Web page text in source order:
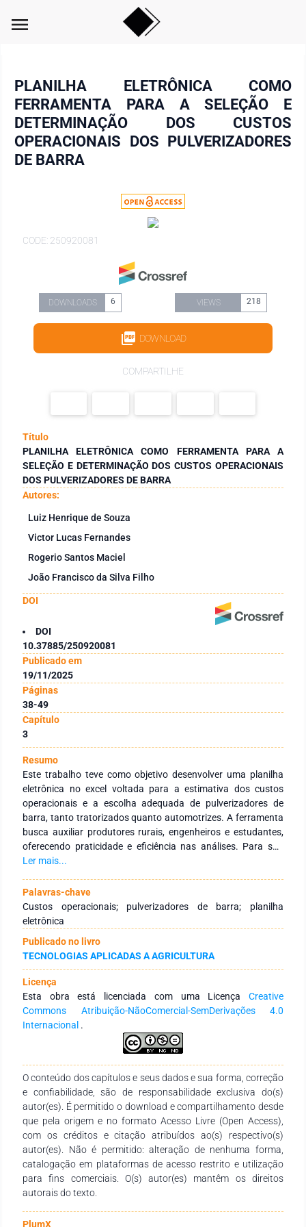
menu
PLANILHA ELETRÔNICA COMO
FERRAMENTA PARA A SELEÇÃO E
DETERMINAÇÃO DOS CUSTOS
OPERACIONAIS DOS PULVERIZADORES
DE BARRA
CODE: 250920081
DOWNLOADS 6 VIEWS 218
DOWNLOAD
COMPARTILHE
Título
PLANILHA ELETRÔNICA COMO FERRAMENTA PARA A
SELEÇÃO E DETERMINAÇÃO DOS CUSTOS OPERACIONAIS
DOS PULVERIZADORES DE BARRA
Autores:
Luiz Henrique de Souza
Victor Lucas Fernandes
Rogerio Santos Maciel
João Francisco da Silva Filho
DOI
DOI
10.37885/250920081
Publicado em
19/11/2025
Páginas
38-49
Capítulo
3
Resumo
Este trabalho teve como objetivo desenvolver uma planilha
eletrônica no excel voltada para a estimativa dos custos
operacionais e a escolha adequada de pulverizadores de
barra, tanto tratorizados quanto automotrizes. A ferramenta
busca auxiliar produtores rurais, engenheiros e estudantes,
oferecendo praticidade e eficiência nas análises. Para sua
elaboração, foi realizada inicialmente uma revisão
base em fundamentos matemáticos, a planilha foi construída
considerando variáveis como largura de trabalho, área
coberta, velocidade de operação, eficiência operacional,
tempo total de uso, além dos custos fixos e variáveis
envolvidos na operação dos equipamentos. A planilha
desenvolvida se apresenta como uma ferramenta ágil e eficaz
para auxiliar na tomada de decisões relacionadas à seleção
de pulverizadores e ao cálculo dos respectivos custos
operacionais na aplicação de defensivos agrícolas. Ela
fornece dados claros e organizados que facilitam a
compreensão dos usuários, além de contribuir para uma
gestão mais prática das informações da propriedade rural.
para diferentes contextos e áreas de estudo. Seu uso também
pode incentivar o interesse dos estudantes, tornando o
aprendizado mais dinâmico e aplicável à prática profissional.
Ler mais...
Palavras-chave
Custos operacionais; pulverizadores de barra; planilha
eletrônica
Publicado no livro
TECNOLOGIAS APLICADAS A AGRICULTURA
Licença
Esta obra está licenciada com uma Licença Creative
Commons Atribuição-NãoComercial-SemDerivações 4.0
Internacional .
O conteúdo dos capítulos e seus dados e sua forma, correção
e confiabilidade, são de responsabilidade exclusiva do(s)
autor(es). É permitido o download e compartilhamento desde
que pela origem e no formato Acesso Livre (Open Access),
com os créditos e citação atribuídos ao(s) respectivo(s)
autor(es). Não é permitido: alteração de nenhuma forma,
catalogação em plataformas de acesso restrito e utilização
para fins comerciais. O(s) autor(es) mantêm os direitos
autorais do texto.
PlumX